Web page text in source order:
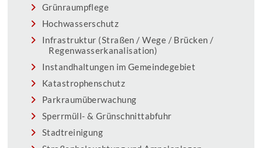
Grünraumpflege
Hochwasserschutz
Infrastruktur (Straßen / Wege / Brücken /
Regenwasserkanalisation)
Instandhaltungen im Gemeindegebiet
Katastrophenschutz
Parkraumüberwachung
Sperrmüll- & Grünschnittabfuhr
Stadtreinigung